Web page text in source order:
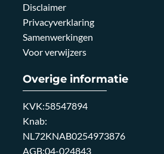
Disclaimer
Privacyverklaring
Samenwerkingen
Voor verwijzers
Overige informatie
KVK:58547894
Knab:
NL72KNAB0254973876
AGB:04-024843